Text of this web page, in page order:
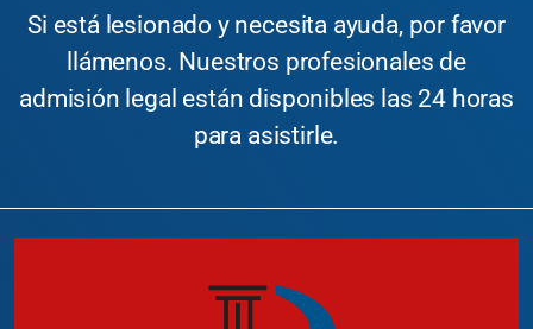
Si está lesionado y necesita ayuda, por favor
llámenos. Nuestros profesionales de
admisión legal están disponibles las 24 horas
para asistirle.